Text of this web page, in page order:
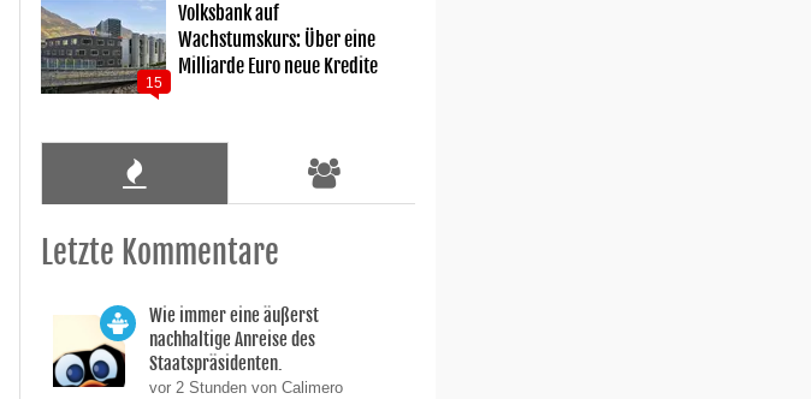
15
Volksbank auf
Wachstumskurs: Über eine
Milliarde Euro neue Kredite
Letzte Kommentare
Wie immer eine äußerst
nachhaltige Anreise des
Staatspräsidenten.
vor 2 Stunden von Calimero